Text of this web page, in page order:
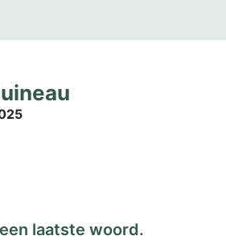
laatste woord.